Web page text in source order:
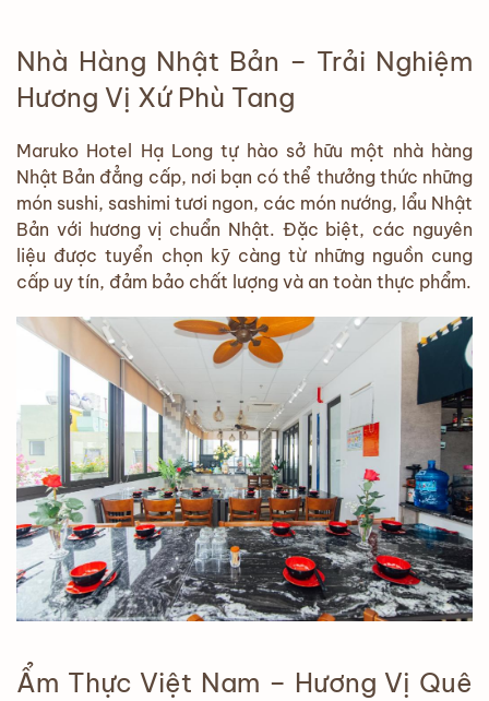
Nhà Hàng Nhật Bản – Trải Nghiệm
Hương Vị Xứ Phù Tang
Maruko Hotel Hạ Long tự hào sở hữu một nhà hàng
Nhật Bản đẳng cấp, nơi bạn có thể thưởng thức những
món sushi, sashimi tươi ngon, các món nướng, lẩu Nhật
Bản với hương vị chuẩn Nhật. Đặc biệt, các nguyên
liệu được tuyển chọn kỹ càng từ những nguồn cung
cấp uy tín, đảm bảo chất lượng và an toàn thực phẩm.
Ẩm Thực Việt Nam – Hương Vị Quê